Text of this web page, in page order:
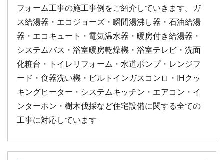
フォーム工事の施工事例をご紹介していきます。ガ
ス給湯器・エコジョーズ・瞬間湯沸し器・石油給湯
器・エコキュート・電気温水器・暖房付き給湯器・
システムバス・浴室暖房乾燥機・浴室テレビ・洗面
化粧台・トイレリフォーム・水道ポンプ・レンジフ
ード・食器洗い機・ビルトインガスコンロ・IHクッ
キングヒーター・システムキッチン・エアコン・イ
ンターホン・樹木伐採など住宅設備に関する全ての
工事に対応しています